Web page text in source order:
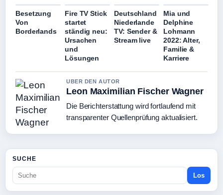
Besetzung
Von
Borderlands
Fire TV Stick
startet
ständig neu:
Ursachen
und
Lösungen
Deutschland
Niederlande
TV: Sender &
Stream live
Mia und
Delphine
Lohmann
2022: Alter,
Familie &
Karriere
UBER DEN AUTOR
Leon Maximilian Fischer Wagner
Die Berichterstattung wird fortlaufend mit
transparenter Quellenprüfung aktualisiert.
SUCHE
Los